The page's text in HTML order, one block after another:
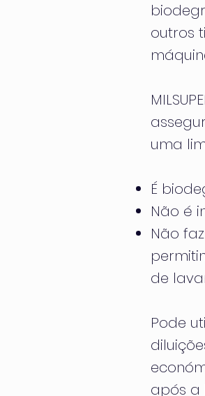
outros
uma
É
Não é
Não
de
Pode
após a